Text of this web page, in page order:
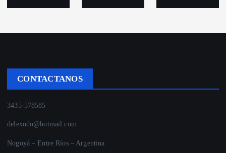
CONTACTANOS
3435-578585
delexodo@hotmail.com
Nogoyá – Entre Ríos – Argentina